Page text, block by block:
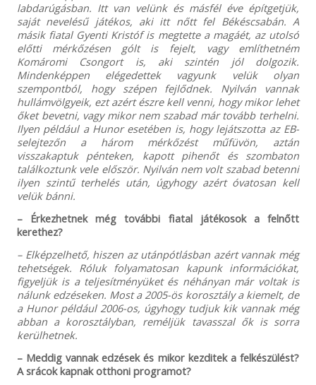
labdarúgásban. Itt van velünk és másfél éve építgetjük,
saját nevelésű játékos, aki itt nőtt fel Békéscsabán. A
másik fiatal Gyenti Kristóf is megtette a magáét, az utolsó
előtti mérkőzésen gólt is fejelt, vagy említhetném
Komáromi Csongort is, aki szintén jól dolgozik.
Mindenképpen elégedettek vagyunk velük olyan
szempontból, hogy szépen fejlődnek. Nyilván vannak
hullámvölgyeik, ezt azért észre kell venni, hogy mikor lehet
őket bevetni, vagy mikor nem szabad már tovább terhelni.
Ilyen például a Hunor esetében is, hogy lejátszotta az EB-
selejtezőn a három mérkőzést műfüvön, aztán
visszakaptuk pénteken, kapott pihenőt és szombaton
találkoztunk vele először. Nyilván nem volt szabad betenni
ilyen szintű terhelés után, úgyhogy azért óvatosan kell
velük bánni.
– Érkezhetnek még további fiatal játékosok a felnőtt
kerethez?
– Elképzelhető, hiszen az utánpótlásban azért vannak még
tehetségek. Róluk folyamatosan kapunk információkat,
figyeljük is a teljesítményüket és néhányan már voltak is
nálunk edzéseken. Most a 2005-ös korosztály a kiemelt, de
a Hunor például 2006-os, úgyhogy tudjuk kik vannak még
abban a korosztályban, reméljük tavasszal ők is sorra
kerülhetnek.
– Meddig vannak edzések és mikor kezditek a felkészülést?
A srácok kapnak otthoni programot?